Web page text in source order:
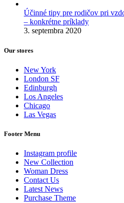
Účinné tipy pre rodičov pri
– konkrétne príklady
3. septembra 2020
Our stores
New York
London SF
Edinburgh
Los Angeles
Chicago
Las Vegas
Footer Menu
Instagram profile
New Collection
Woman Dress
Contact Us
Latest News
Purchase Theme